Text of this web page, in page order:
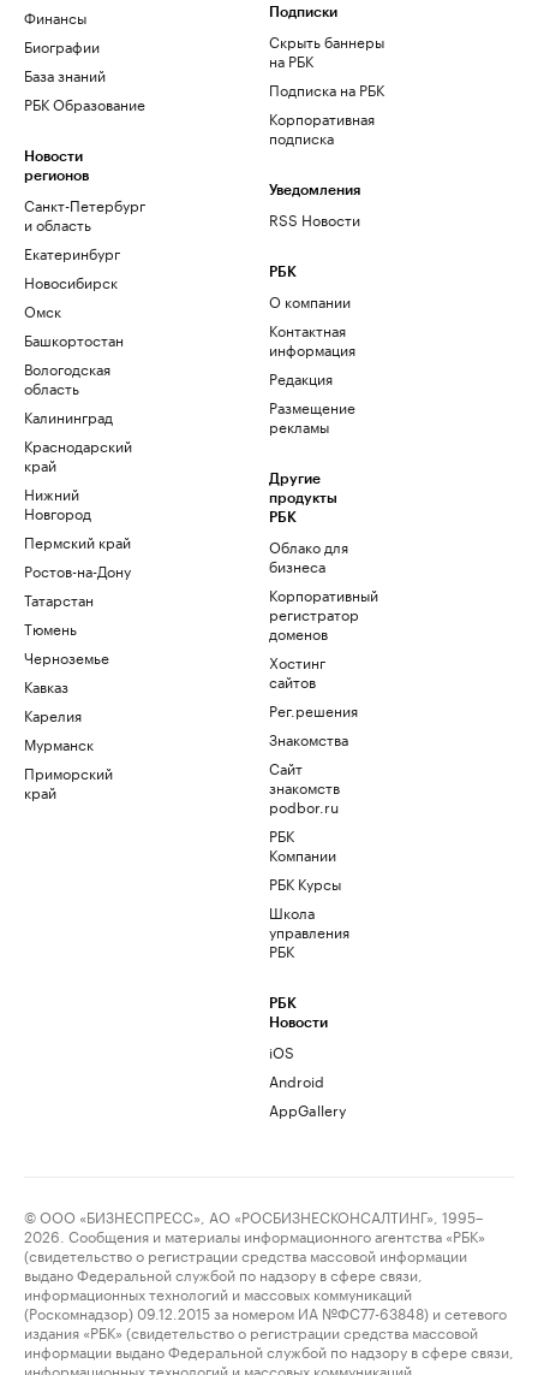
Финансы
Биографии
База знаний
РБК Образование
Новости
регионов
Санкт-Петербург
и область
Екатеринбург
Новосибирск
Омск
Башкортостан
Вологодская
область
Калининград
Краснодарский
край
Нижний
Новгород
Пермский край
Ростов-на-Дону
Татарстан
Тюмень
Черноземье
Кавказ
Карелия
Мурманск
Приморский
край
Подписки
Скрыть баннеры
на РБК
Подписка на РБК
Корпоративная
подписка
Уведомления
RSS Новости
РБК
О компании
Контактная
информация
Редакция
Размещение
рекламы
Другие
продукты
РБК
Облако для
бизнеса
Корпоративный
регистратор
доменов
Хостинг
сайтов
Рег.решения
Знакомства
Сайт
знакомств
podbor.ru
РБК
Компании
РБК Курсы
Школа
управления
РБК
РБК
Новости
iOS
Android
AppGallery
© ООО «БИЗНЕСПРЕСС», АО «РОСБИЗНЕСКОНСАЛТИНГ», 1995–
2026. Сообщения и материалы информационного агентства «РБК»
(свидетельство о регистрации средства массовой информации
выдано Федеральной службой по надзору в сфере связи,
информационных технологий и массовых коммуникаций
(Роскомнадзор) 09.12.2015 за номером ИА №ФС77-63848) и сетевого
издания «РБК» (свидетельство о регистрации средства массовой
информации выдано Федеральной службой по надзору в сфере связи,
информационных технологий и массовых коммуникаций